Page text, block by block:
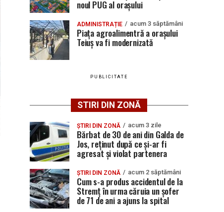
noul PUG al orașului
ADMINISTRAȚIE acum 3 săptămâni
Piața agroalimentră a orașului
Teiuș va fi modernizată
PUBLICITATE
STIRI DIN ZONĂ
ȘTIRI DIN ZONĂ acum 3 zile
Bărbat de 30 de ani din Galda de
Jos, reținut după ce și-ar fi
agresat și violat partenera
ȘTIRI DIN ZONĂ acum 2 săptămâni
Cum s-a produs accidentul de la
Stremț în urma căruia un șofer
de 71 de ani a ajuns la spital